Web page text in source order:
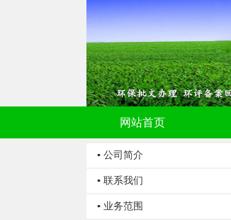
网站首页
▪ 公司简介
▪ 联系我们
▪ 业务范围